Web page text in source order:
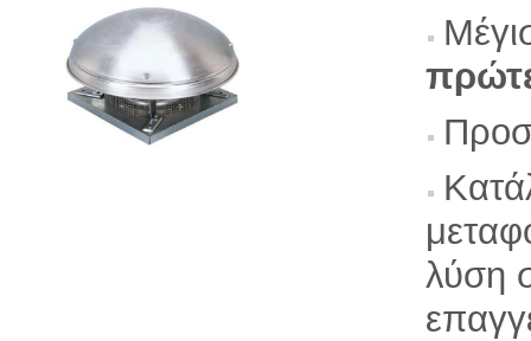
λύση